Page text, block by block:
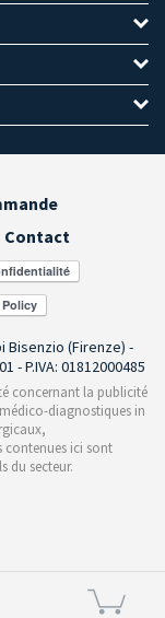
Contact
Bisenzio (Firenze) -
- P.IVA: 01812000485
concernant la publicité
diagnostiques in
contenues ici sont
du secteur.